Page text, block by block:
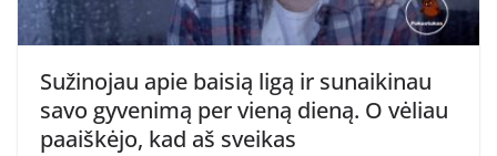
Sužinojau apie baisią ligą ir sunaikinau
savo gyvenimą per vieną dieną. O vėliau
paaiškėjo, kad aš sveikas